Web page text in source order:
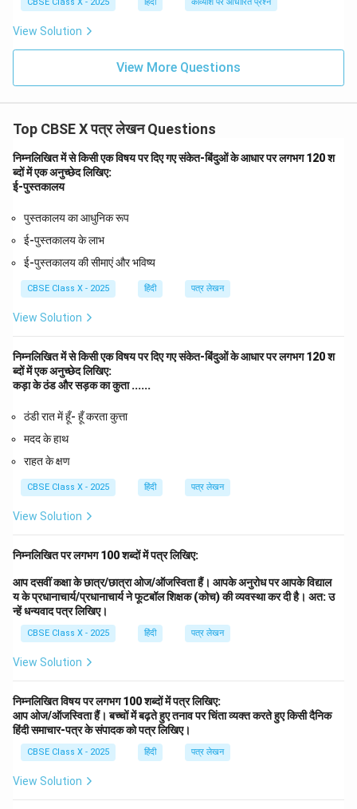
View Solution
View More Questions
Top CBSE X पत्र लेखन Questions
निम्नलिखित में से किसी एक विषय पर दिए गए संकेत-बिंदुओं के आधार पर लगभग 120 श
ब्दों में एक अनुच्छेद लिखिए:
ई-पुस्तकालय
पुस्तकालय का आधुनिक रूप
ई-पुस्तकालय के लाभ
ई-पुस्तकालय की सीमाएं और भविष्य
CBSE Class X - 2025 हिंदी पत्र लेखन
View Solution
निम्नलिखित में से किसी एक विषय पर दिए गए संकेत-बिंदुओं के आधार पर लगभग 120 श
ब्दों में एक अनुच्छेद लिखिए:
कड़ा के ठंड और सड़क का कुता ......
ठंडी रात में हूँ- हूँ करता कुत्ता
मदद के हाथ
राहत के क्षण
CBSE Class X - 2025 हिंदी पत्र लेखन
View Solution
निम्नलिखित पर लगभग 100 शब्दों में पत्र लिखिए:
आप दसवीं कक्षा के छात्र/छात्रा ओज/ऑजस्विता हैं। आपके अनुरोध पर आपके विद्याल
य के प्रधानाचार्य/प्रधानाचार्य ने फूटबॉल शिक्षक (कोच) की व्यवस्था कर दी है। अत: उ
न्हें धन्यवाद पत्र लिखिए।
CBSE Class X - 2025 हिंदी पत्र लेखन
View Solution
निम्नलिखित विषय पर लगभग 100 शब्दों में पत्र लिखिए:
आप ओज/ऑजस्विता हैं। बच्चों में बढ़ते हुए तनाव पर चिंता व्यक्त करते हुए किसी दैनिक
हिंदी समाचार-पत्र के संपादक को पत्र लिखिए।
CBSE Class X - 2025 हिंदी पत्र लेखन
View Solution